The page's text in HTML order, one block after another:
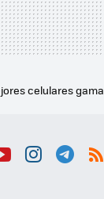
celulares